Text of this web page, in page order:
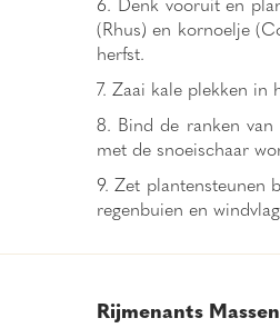
(Rhus) en kornoelje
herfst.
7. Zaai kale plekken
8. Bind de ranken
met de snoeischaar
9. Zet plantensteunen
regenbuien en
Rijmenants